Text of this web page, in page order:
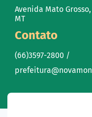
Avenida Mato
MT
Contato
(66)3597-2800 /